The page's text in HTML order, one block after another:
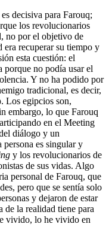
decisiva para Farouq;
los revolucionarios
no por el objetivo de
era recuperar su tiempo y
esta cuestión: el
no podía usar el
Y no ha podido por
tradicional, es decir,
Los egipcios son,
embargo, lo que Farouq
en el Meeting
diálogo y un
persona es singular y
y los revolucionarios de
de sus vidas. Algo
personal de Farouq, que
pero que se sentía solo
y dejaron de estar
de la realidad tiene para
vivido, lo he vivido en